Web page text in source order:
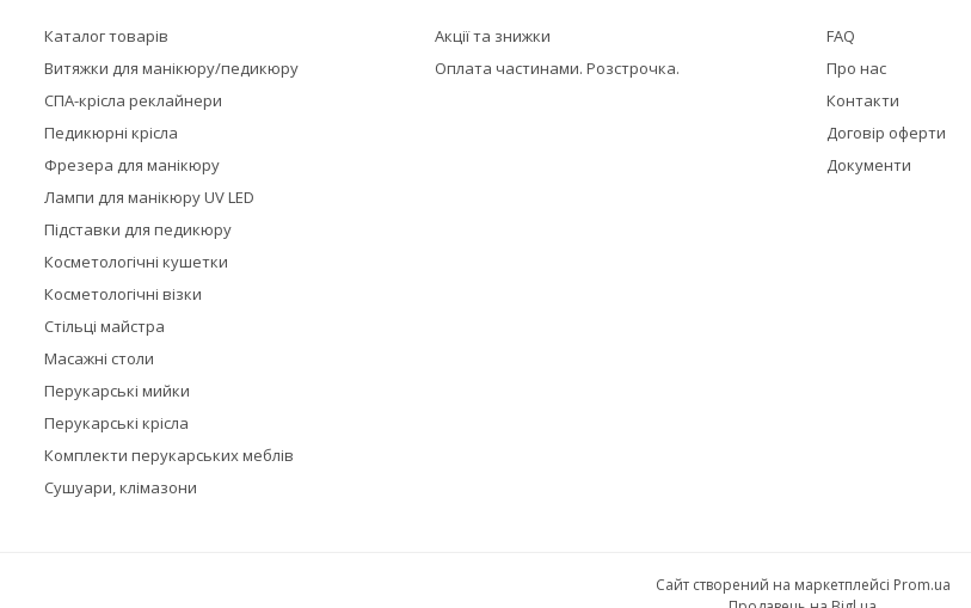
Каталог товарів
Витяжки для манікюру/педикюру
СПА-крісла реклайнери
Педикюрні крісла
Фрезера для манікюру
Лампи для манікюру UV LED
Підставки для педикюру
Косметологічні кушетки
Косметологічні візки
Стільці майстра
Масажні столи
Перукарські мийки
Перукарські крісла
Комплекти перукарських меблів
Сушуари, клімазони
Акції та знижки
Оплата частинами. Розстрочка.
FAQ
Про нас
Контакти
Договір оферти
Документи
Сайт створений на маркетплейсі Prom.ua